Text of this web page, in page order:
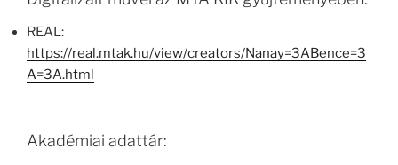
REAL:
https://real.mtak.hu/view/creators/Nanay=3ABence=3
A=3A.html
Akadémiai adattár: